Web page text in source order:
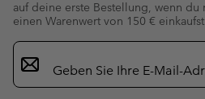
auf deine erste Bestellung, wenn
einen Warenwert von 150 €
Newsletter-
Anmeldung